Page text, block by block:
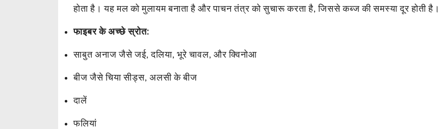
होता है। यह मल को मुलायम बनाता है और पाचन तंत्र को सुचारू करता है, जिससे कब्ज की समस्या दूर होती है।
फाइबर के अच्छे स्रोत:
साबुत अनाज जैसे जई, दलिया, भूरे चावल, और क्विनोआ
बीज जैसे चिया सीड्स, अलसी के बीज
दालें
फलियां